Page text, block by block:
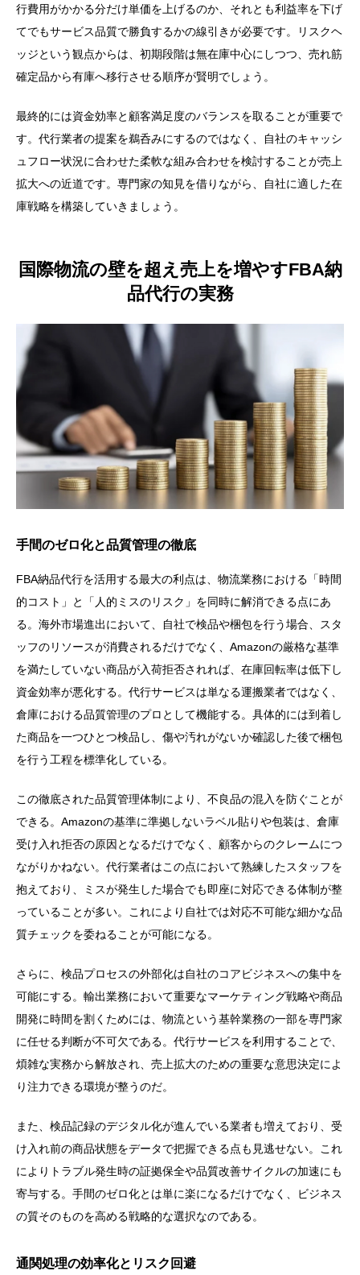
行費用がかかる分だけ単価を上げるのか、それとも利益率を下げ
てでもサービス品質で勝負するかの線引きが必要です。リスクヘ
ッジという観点からは、初期段階は無在庫中心にしつつ、売れ筋
確定品から有庫へ移行させる順序が賢明でしょう。
最終的には資金効率と顧客満足度のバランスを取ることが重要で
す。代行業者の提案を鵜呑みにするのではなく、自社のキャッシ
ュフロー状況に合わせた柔軟な組み合わせを検討することが売上
拡大への近道です。専門家の知見を借りながら、自社に適した在
庫戦略を構築していきましょう。
国際物流の壁を超え売上を増やすFBA納
品代行の実務
手間のゼロ化と品質管理の徹底
FBA納品代行を活用する最大の利点は、物流業務における「時間
的コスト」と「人的ミスのリスク」を同時に解消できる点にあ
る。海外市場進出において、自社で検品や梱包を行う場合、スタ
ッフのリソースが消費されるだけでなく、Amazonの厳格な基準
を満たしていない商品が入荷拒否されれば、在庫回転率は低下し
資金効率が悪化する。代行サービスは単なる運搬業者ではなく、
倉庫における品質管理のプロとして機能する。具体的には到着し
た商品を一つひとつ検品し、傷や汚れがないか確認した後で梱包
を行う工程を標準化している。
この徹底された品質管理体制により、不良品の混入を防ぐことが
できる。Amazonの基準に準拠しないラベル貼りや包装は、倉庫
受け入れ拒否の原因となるだけでなく、顧客からのクレームにつ
ながりかねない。代行業者はこの点において熟練したスタッフを
抱えており、ミスが発生した場合でも即座に対応できる体制が整
っていることが多い。これにより自社では対応不可能な細かな品
質チェックを委ねることが可能になる。
さらに、検品プロセスの外部化は自社のコアビジネスへの集中を
可能にする。輸出業務において重要なマーケティング戦略や商品
開発に時間を割くためには、物流という基幹業務の一部を専門家
に任せる判断が不可欠である。代行サービスを利用することで、
煩雑な実務から解放され、売上拡大のための重要な意思決定によ
り注力できる環境が整うのだ。
また、検品記録のデジタル化が進んでいる業者も増えており、受
け入れ前の商品状態をデータで把握できる点も見逃せない。これ
によりトラブル発生時の証拠保全や品質改善サイクルの加速にも
寄与する。手間のゼロ化とは単に楽になるだけでなく、ビジネス
の質そのものを高める戦略的な選択なのである。
通関処理の効率化とリスク回避